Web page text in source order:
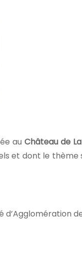
au Château de
et dont le thème